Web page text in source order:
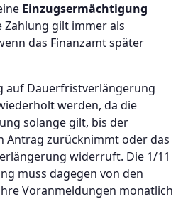
Einzugsermächtigung
gilt immer als
das Finanzamt später
auf Dauerfristverlängerung
werden, da die
solange gilt, bis der
Antrag zurücknimmt oder das
widerruft. Die 1/11
muss dagegen von den
Voranmeldungen monatlich